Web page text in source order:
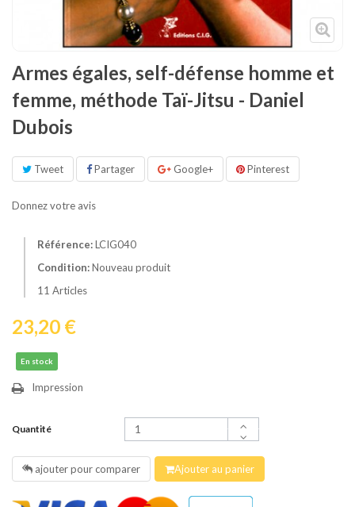
Armes égales, self-défense homme et
femme, méthode Taï-Jitsu - Daniel
Dubois
Tweet Partager Google+ Pinterest
Donnez votre avis
Référence:LCIG040
Condition:Nouveau produit
11 Articles
23,20 €
En stock
Impression
Quantité
ajouter pour comparer Ajouter au panier